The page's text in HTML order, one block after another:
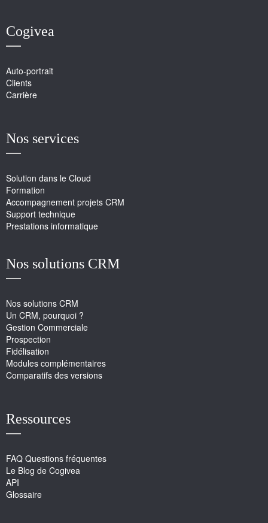
Cogivea
Auto-portrait
Clients
Carrière
Nos services
Solution dans le Cloud
Formation
Accompagnement projets CRM
Support technique
Prestations informatique
Nos solutions CRM
Nos solutions CRM
Un CRM, pourquoi ?
Gestion Commerciale
Prospection
Fidélisation
Modules complémentaires
Comparatifs des versions
Ressources
FAQ Questions fréquentes
Le Blog de Cogivea
API
Glossaire